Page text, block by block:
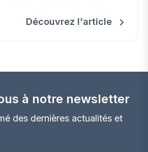
Découvrez l'article
à notre newsletter
des dernières actualités et